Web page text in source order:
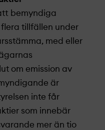
bemyndiga
tillfällen under
med eller
om emission av
är
inte får
som innebär
mer än tio